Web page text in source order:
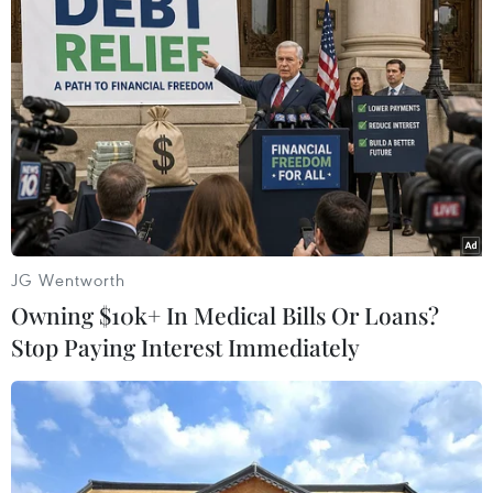
(TTXVN/Vietnam+)
#cúm gia cầm #H7N8 #bùng phát
JG Wentworth
Owning $10k+ In Medical Bills Or Loans?
Stop Paying Interest Immediately